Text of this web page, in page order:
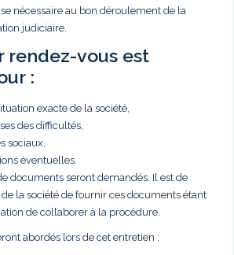
nécessaire au bon déroulement de la
judiciaire.
rendez-vous est
:
exacte de la société,
des difficultés,
sociaux,
éventuelles.
documents seront demandés. Il est de
la société de fournir ces documents étant
de collaborer à la procédure.
abordés lors de cet entretien :